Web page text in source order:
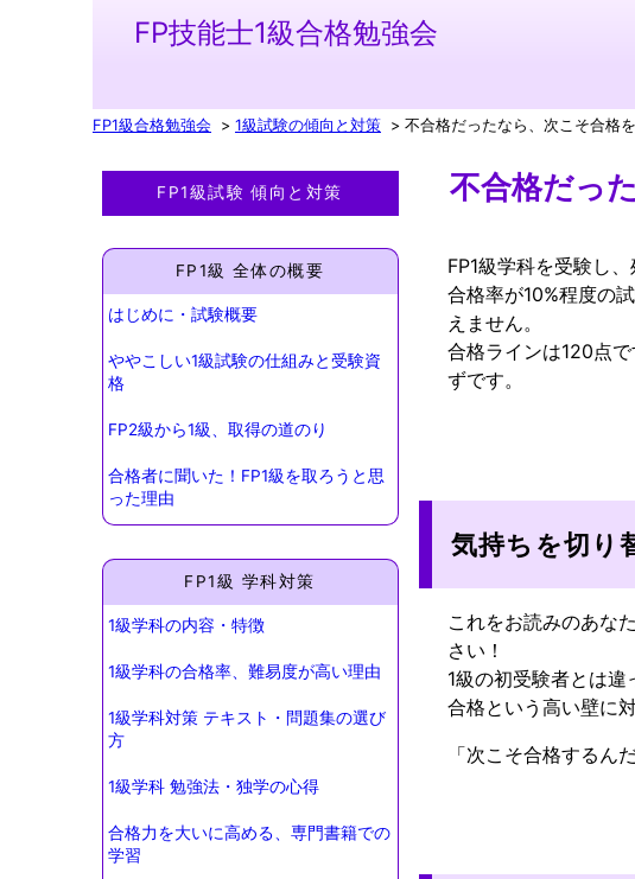
FP技能士1級合格勉強会
FP1級合格勉強会 1級試験の傾向と対策 不合格だったなら、次こそ合格
FP1級試験 傾向と対策
FP1級 全体の概要
はじめに・試験概要
ややこしい1級試験の仕組みと受験資
格
FP2級から1級、取得の道のり
合格者に聞いた！FP1級を取ろうと思
った理由
FP1級 学科対策
1級学科の内容・特徴
1級学科の合格率、難易度が高い理由
1級学科対策 テキスト・問題集の選び
方
1級学科 勉強法・独学の心得
合格力を大いに高める、専門書籍での
学習
不合格だっ
FP1級学科を受験し
合格率が10%程度の
えません。
合格ラインは120点
ずです。
気持ちを切り
これをお読みのあな
さい！
1級の初受験者とは違
合格という高い壁に
「次こそ合格するん